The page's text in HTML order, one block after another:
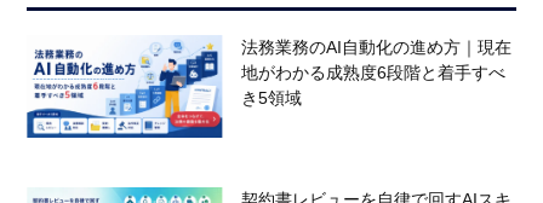
法務業務のAI自動化の進め方｜現在
地がわかる成熟度6段階と着手すべ
き5領域